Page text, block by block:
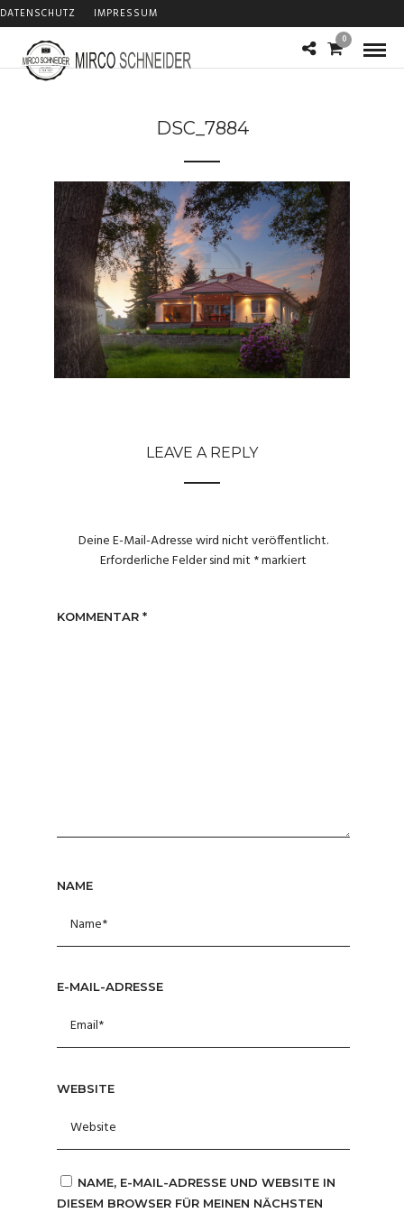
DATENSCHUTZ IMPRESSUM
0
DSC_7884
LEAVE A REPLY
Deine E-Mail-Adresse wird nicht veröffentlicht.
Erforderliche Felder sind mit *markiert
KOMMENTAR *
NAME
E-MAIL-ADRESSE
WEBSITE
NAME, E-MAIL-ADRESSE UND WEBSITE IN
DIESEM BROWSER FÜR MEINEN NÄCHSTEN